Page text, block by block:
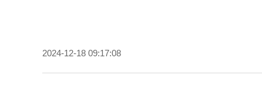
2024-12-18 09:17:08